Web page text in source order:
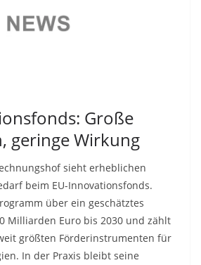
Große
geringe Wirkung
sieht erheblichen
beim EU-Innovationsfonds.
über ein geschätztes
Milliarden Euro bis 2030 und zählt
größten Förderinstrumenten für
In der Praxis bleibt seine